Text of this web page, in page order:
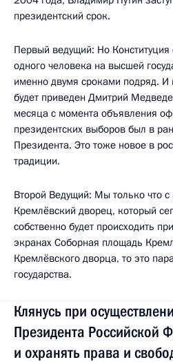
президентский срок.
Первый ведущий: Но
одного человека на высшей
именно двумя сроками подряд. И
будет приведен Дмитрий
месяца с момента объявления
президентских выборов был в
Президента. Это тоже новое в
традиции.
Второй Ведущий: Мы только что
Кремлёвский дворец, который
собственно будет происходить
экранах Соборная площадь
Кремлёвского дворца, то это
государства.
Клянусь при
Президента Российской
и охранять права и